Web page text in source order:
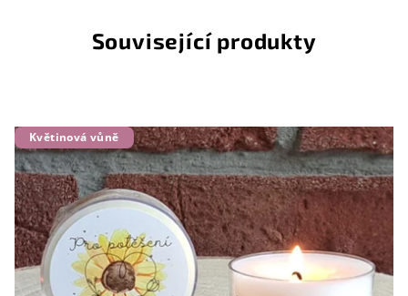
Související produkty
Květinová vůně